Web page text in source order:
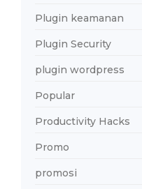
Plugin keamanan
Plugin Security
plugin wordpress
Popular
Productivity Hacks
Promo
promosi